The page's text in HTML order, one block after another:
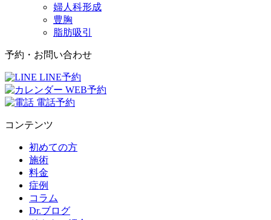
婦人科形成
豊胸
脂肪吸引
予約・お問い合わせ
LINE予約
WEB予約
電話予約
コンテンツ
初めての方
施術
料金
症例
コラム
Dr.ブログ